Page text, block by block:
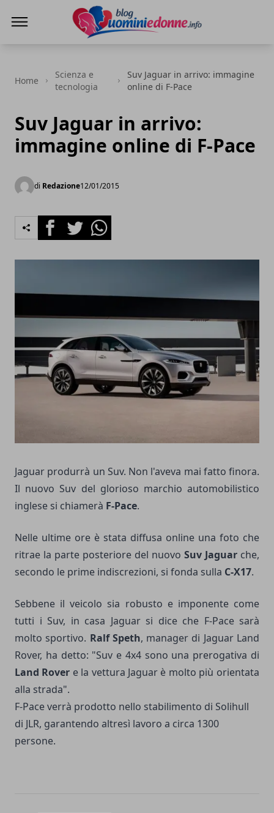
Home
Scienza e
tecnologia
Suv Jaguar in arrivo: immagine
online di F-Pace
Suv Jaguar in arrivo:
immagine online di F-Pace
di Redazione12/01/2015
FacebookTwitterWhatsapp
Jaguar produrrà un Suv. Non l'aveva mai fatto finora.
Il nuovo Suv del glorioso marchio automobilistico
inglese si chiamerà F-Pace.
Nelle ultime ore è stata diffusa online una foto che
ritrae la parte posteriore del nuovo Suv Jaguar che,
secondo le prime indiscrezioni, si fonda sulla C-X17.
Sebbene il veicolo sia robusto e imponente come
tutti i Suv, in casa Jaguar si dice che F-Pace sarà
molto sportivo. Ralf Speth, manager di Jaguar Land
Rover, ha detto: "Suv e 4x4 sono una prerogativa di
Land Rover e la vettura Jaguar è molto più orientata
alla strada".
F-Pace verrà prodotto nello stabilimento di Solihull
di JLR, garantendo altresì lavoro a circa 1300
persone.